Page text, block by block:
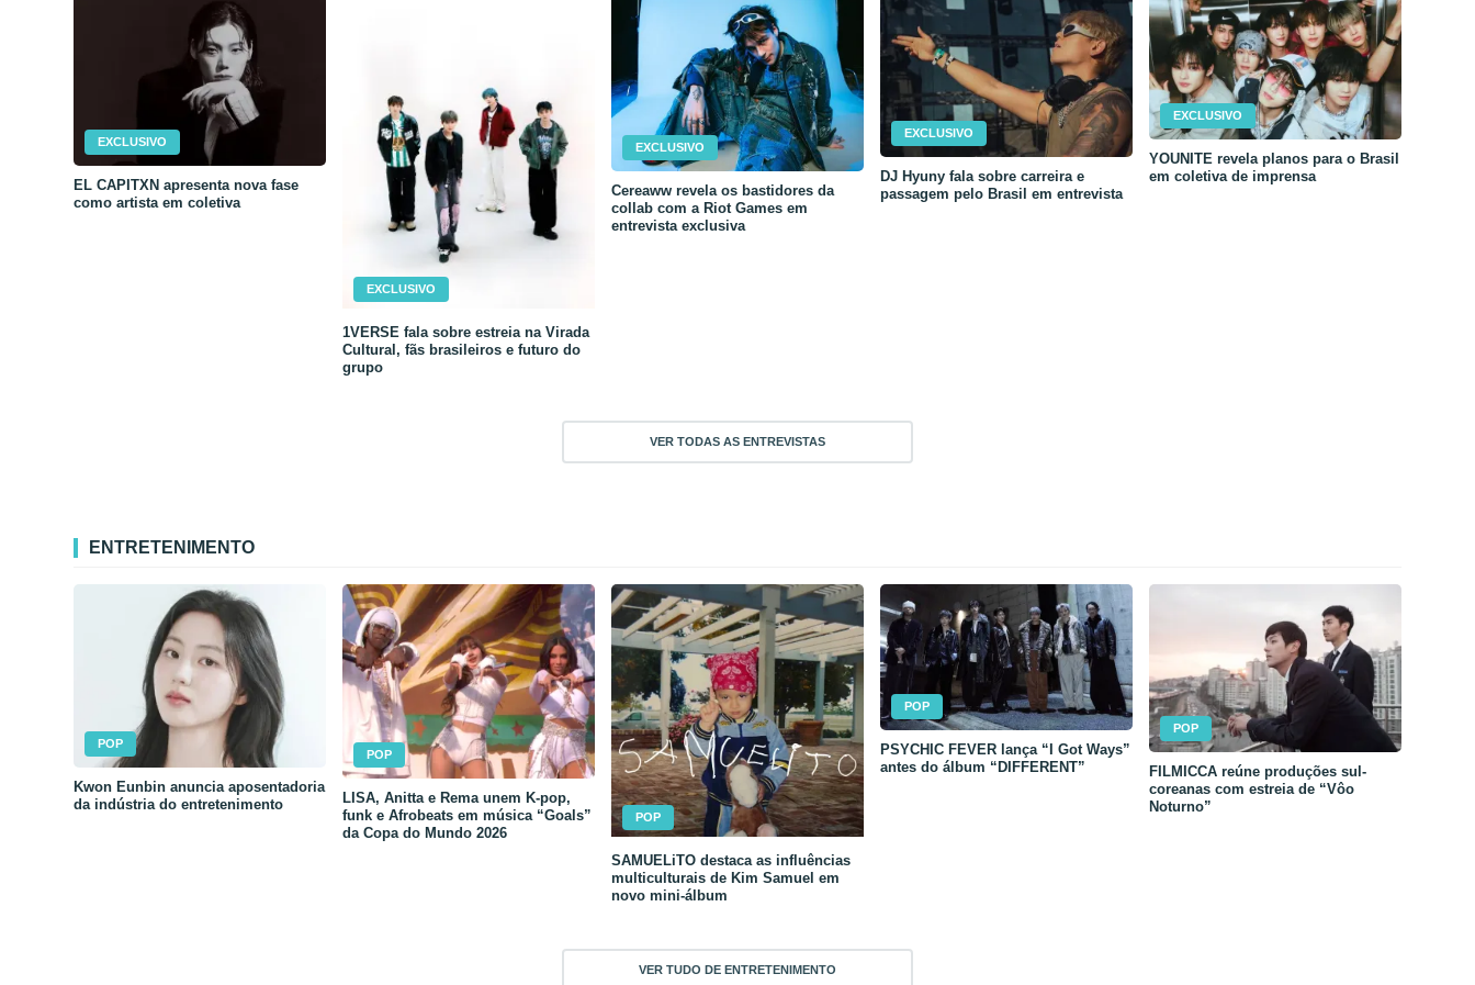
EXCLUSIVO
EL CAPITXN apresenta nova fase
como artista em coletiva
EXCLUSIVO
1VERSE fala sobre estreia na Virada
Cultural, fãs brasileiros e futuro do
grupo
EXCLUSIVO
Cereaww revela os bastidores da
collab com a Riot Games em
entrevista exclusiva
EXCLUSIVO
DJ Hyuny fala sobre carreira e
passagem pelo Brasil em entrevista
EXCLUSIVO
YOUNITE revela planos para o Brasil
em coletiva de imprensa
VER TODAS AS ENTREVISTAS
ENTRETENIMENTO
POP
Kwon Eunbin anuncia aposentadoria
da indústria do entretenimento
POP
LISA, Anitta e Rema unem K-pop,
funk e Afrobeats em música “Goals”
da Copa do Mundo 2026
POP
SAMUELiTO destaca as influências
multiculturais de Kim Samuel em
novo mini-álbum
POP
PSYCHIC FEVER lança “I Got Ways”
antes do álbum “DIFFERENT”
POP
FILMICCA reúne produções sul-
coreanas com estreia de “Vôo
Noturno”
VER TUDO DE ENTRETENIMENTO